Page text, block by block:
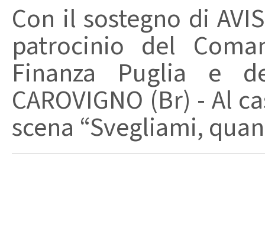
Con il sostegno di
patrocinio del
Finanza Puglia e
CAROVIGNO (Br) - Al
scena “Svegliami,